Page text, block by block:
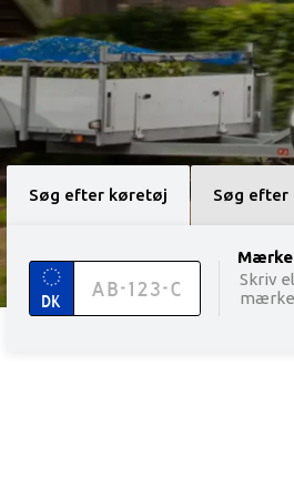
Søg efter køretøj Søg efter
DK
option
Mærke
Skriv